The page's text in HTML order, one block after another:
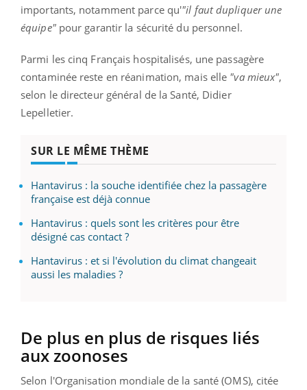
importants, notamment parce qu'"il faut dupliquer une
équipe"pour garantir la sécurité du personnel.
Parmi les cinq Français hospitalisés, une passagère
contaminée reste en réanimation, mais elle "va mieux",
selon le directeur général de la Santé, Didier
Lepelletier.
SUR LE MÊME THÈME
Hantavirus : la souche identifiée chez la passagère
française est déjà connue
Hantavirus : quels sont les critères pour être
désigné cas contact ?
Hantavirus : et si l'évolution du climat changeait
aussi les maladies ?
De plus en plus de risques liés
aux zoonoses
Selon l'Organisation mondiale de la santé (OMS), citée